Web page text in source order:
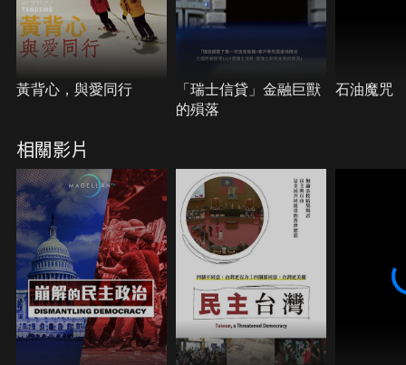
黃背心，與愛同行
「瑞士信貸」金融巨獸
的殞落
石油魔咒
相關影片